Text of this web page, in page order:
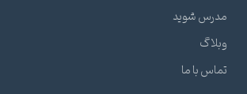
مدرس شوید
وبلاگ
تماس با ما